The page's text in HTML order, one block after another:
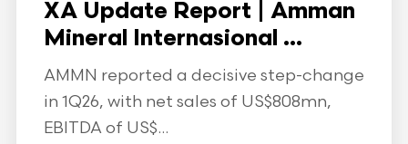
XA Update Report | Amman
Mineral Internasional ...
AMMN reported a decisive step-change
in 1Q26, with net sales of US$808mn,
EBITDA of US$...